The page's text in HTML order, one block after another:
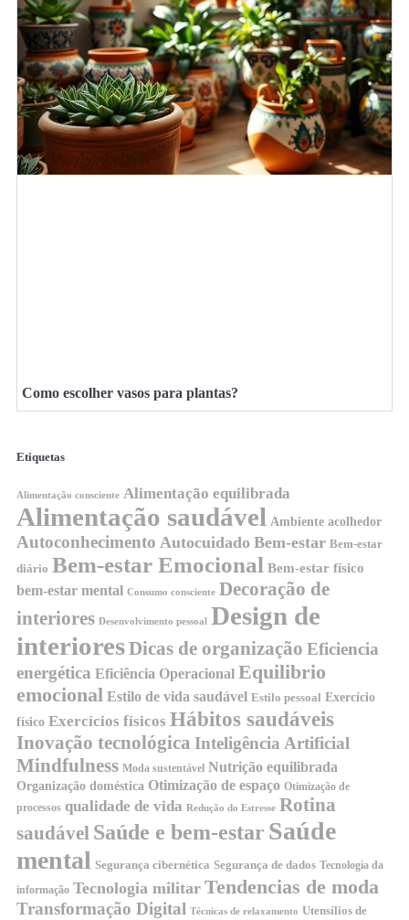
Como escolher vasos para plantas?
Etiquetas
Alimentação consciente Alimentação equilibrada
Alimentação saudável Ambiente acolhedor
Autoconhecimento Autocuidado Bem-estar Bem-estar
diário Bem-estar Emocional Bem-estar físico
bem-estar mental Consumo consciente Decoração de
interiores Desenvolvimento pessoal
Design de
interioresDicas de organização Eficiencia
energética Eficiência Operacional Equilibrio
emocional Estilo de vida saudável Estilo pessoal Exercício
físico Exercícios físicos Hábitos saudáveis
Inovação tecnológica Inteligência Artificial
Mindfulness Moda sustentável Nutrição equilibrada
Organização doméstica Otimização de espaço Otimização de
processos qualidade de vida Redução do Estresse Rotina
saudável Saúde e bem-estar Saúde
mental Segurança cibernética Segurança de dados Tecnologia da
informação Tecnologia militar Tendencias de moda
Transformação Digital Técnicas de relaxamento Utensílios de